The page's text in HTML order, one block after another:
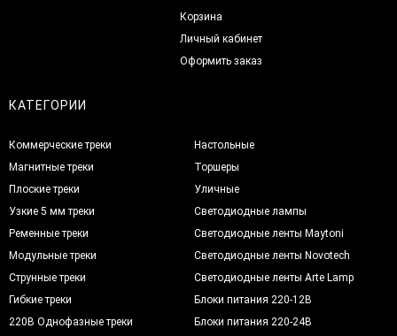
Корзина
Личный кабинет
Оформить заказ
КАТЕГОРИИ
Коммерческие треки
Магнитные треки
Плоские треки
Узкие 5 мм треки
Ременные треки
Модульные треки
Струнные треки
Гибкие треки
220В Однофазные треки
Настольные
Торшеры
Уличные
Светодиодные лампы
Светодиодные ленты Maytoni
Светодиодные ленты Novotech
Светодиодные ленты Arte Lamp
Блоки питания 220-12В
Блоки питания 220-24В